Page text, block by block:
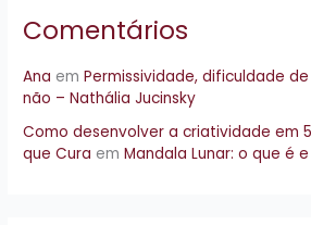
Comentários
Ana emPermissividade, dificuldade
não – Nathália Jucinsky
Como desenvolver a criatividade em
que Cura emMandala Lunar: o que é